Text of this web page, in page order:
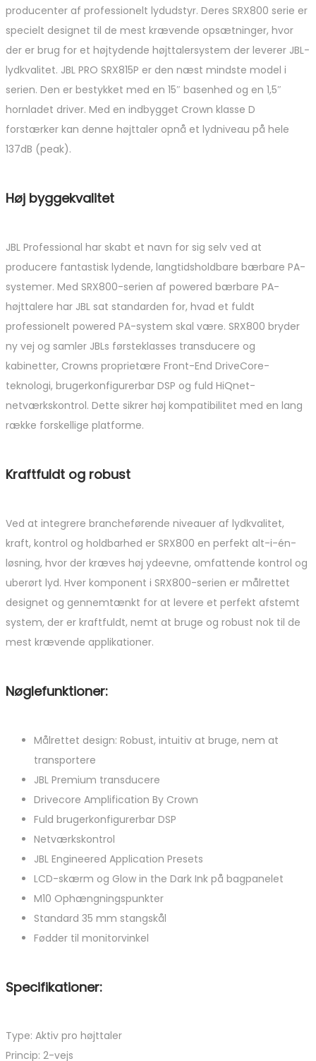
producenter af professionelt lydudstyr. Deres SRX800 serie er
specielt designet til de mest krævende opsætninger, hvor
der er brug for et højtydende højttalersystem der leverer JBL-
lydkvalitet. JBL PRO SRX815P er den næst mindste model i
serien. Den er bestykket med en 15″ basenhed og en 1,5″
hornladet driver. Med en indbygget Crown klasse D
forstærker kan denne højttaler opnå et lydniveau på hele
137dB (peak).
Høj byggekvalitet
JBL Professional har skabt et navn for sig selv ved at
producere fantastisk lydende, langtidsholdbare bærbare PA-
systemer. Med SRX800-serien af ​​powered bærbare PA-
højttalere har JBL sat standarden for, hvad et fuldt
professionelt powered PA-system skal være. SRX800 bryder
ny vej og samler JBLs førsteklasses transducere og
kabinetter, Crowns proprietære Front-End DriveCore-
teknologi, brugerkonfigurerbar DSP og fuld HiQnet-
netværkskontrol. Dette sikrer høj kompatibilitet med en lang
række forskellige platforme.
Kraftfuldt og robust
Ved at integrere brancheførende niveauer af lydkvalitet,
kraft, kontrol og holdbarhed er SRX800 en perfekt alt-i-én-
løsning, hvor der kræves høj ydeevne, omfattende kontrol og
uberørt lyd. Hver komponent i SRX800-serien er målrettet
designet og gennemtænkt for at levere et perfekt afstemt
system, der er kraftfuldt, nemt at bruge og robust nok til de
mest krævende applikationer.
Nøglefunktioner:
Målrettet design: Robust, intuitiv at bruge, nem at
transportere
JBL Premium transducere
Drivecore Amplification By Crown
Fuld brugerkonfigurerbar DSP
Netværkskontrol
JBL Engineered Application Presets
LCD-skærm og Glow in the Dark Ink på bagpanelet
M10 Ophængningspunkter
Standard 35 mm stangskål
Fødder til monitorvinkel
Specifikationer:
Type: Aktiv pro højttaler
Princip: 2-vejs